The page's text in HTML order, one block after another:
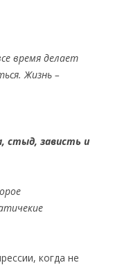
время делает
Жизнь –
стыд, зависть и
когда не